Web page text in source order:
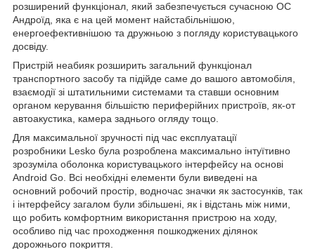
розширений функціонал, який забезпечується сучасною ОС
Андроїд, яка є на цей момент найстабільнішою,
енергоефективнішою та дружньою з погляду користувацького
досвіду.
Пристрій неабияк розширить загальний функціонал
транспортного засобу та підійде саме до вашого автомобіля,
взаємодії зі штатильними системами та ставши основним
органом керування більшістю периферійних пристроїв, як-от
автоакустика, камера заднього огляду тощо.
Для максимальної зручності під час експлуатації
розробники Lesko була розроблена максимально інтуїтивно
зрозуміла оболонка користувацького інтерфейсу на основі
Android Go. Всі необхідні елементи були виведені на
основний робочий простір, водночас значки як застосунків, так
і інтерфейсу загалом були збільшені, як і відстань між ними,
що робить комфортним використання пристрою на ходу,
особливо під час проходження пошкоджених ділянок
дорожнього покриття.